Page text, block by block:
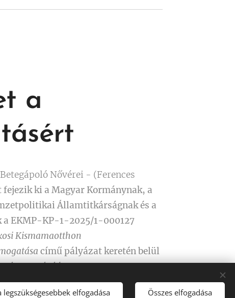
a
Nővérei - (Ferences
fejezik ki a Magyar Kormánynak, a
Államtitkárságnakés a
a EKMP-KP-1-2025/1-000127
Kismamaotthon
című pályázat keretén belül
támogatásáért.
legszükségesebbek elfogadása Összes elfogadása